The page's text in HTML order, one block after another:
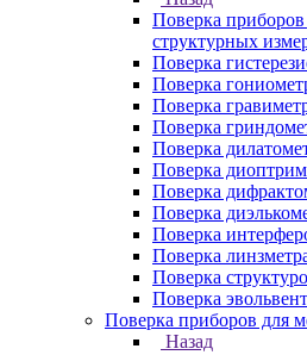
Поверка
структурных
Поверка
Поверка
Поверка
Поверка
Поверка
Поверка
Поверка
Поверка
Поверка
Поверка
Поверка
Поверка
Поверка приборов для
Назад